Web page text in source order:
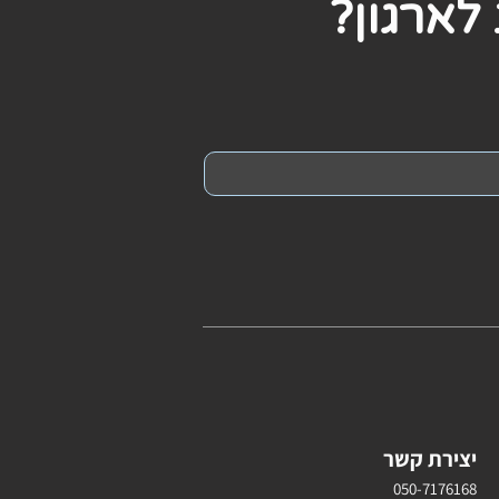
יצירת קשר
050-7176168